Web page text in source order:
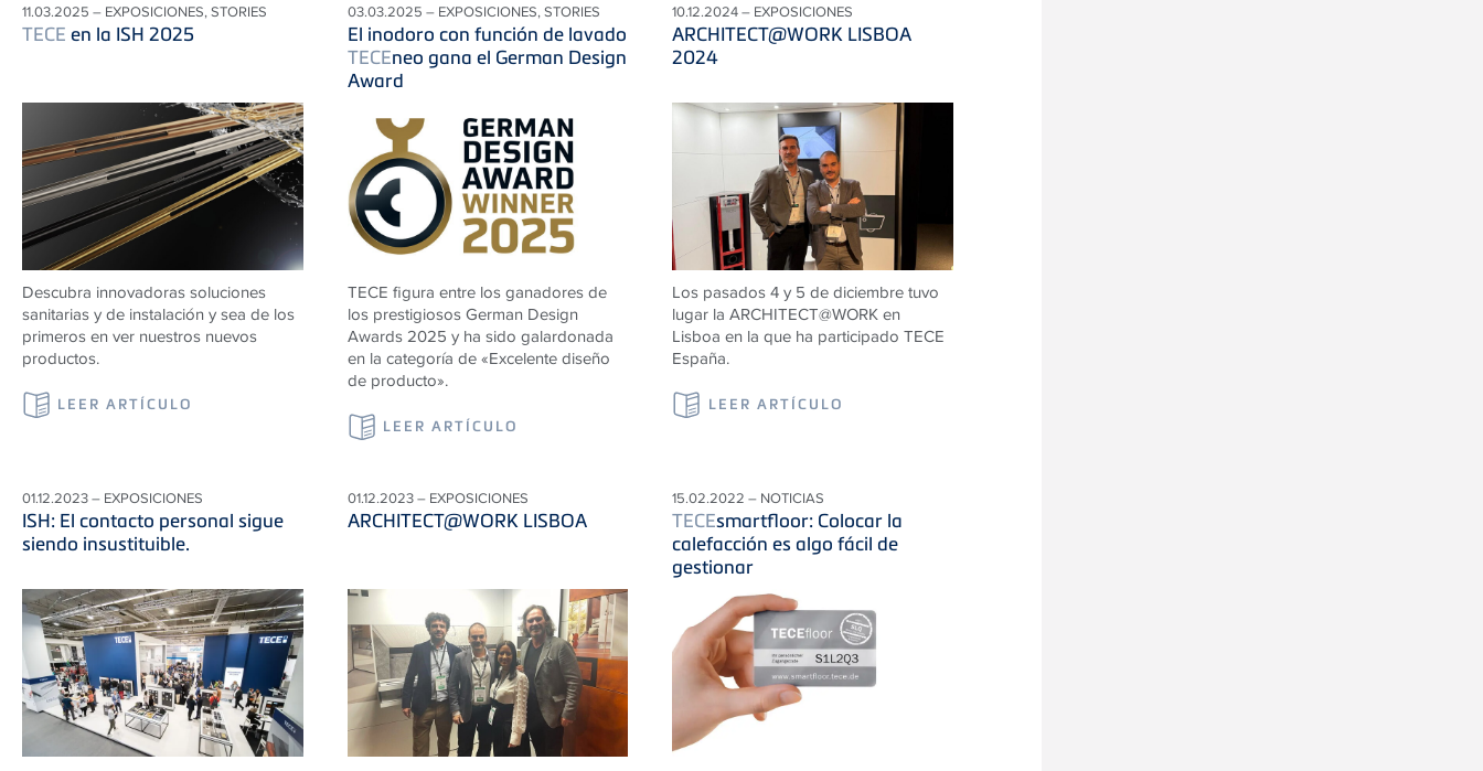
11.03.2025 – EXPOSICIONES, STORIES
TECE en la ISH 2025
Descubra innovadoras soluciones
sanitarias y de instalación y sea de los
primeros en ver nuestros nuevos
productos.
LEER ARTÍCULO
03.03.2025 – EXPOSICIONES, STORIES
El inodoro con función de lavado
TECEneo gana el German Design
Award
TECE figura entre los ganadores de
los prestigiosos German Design
Awards 2025 y ha sido galardonada
en la categoría de «Excelente diseño
de producto».
LEER ARTÍCULO
10.12.2024 – EXPOSICIONES
ARCHITECT@WORK LISBOA
2024
Los pasados 4 y 5 de diciembre tuvo
lugar la ARCHITECT@WORK en
Lisboa en la que ha participado TECE
España.
LEER ARTÍCULO
01.12.2023 – EXPOSICIONES
ISH: El contacto personal sigue
siendo insustituible.
01.12.2023 – EXPOSICIONES
ARCHITECT@WORK LISBOA
15.02.2022 – NOTICIAS
TECEsmartfloor: Colocar la
calefacción es algo fácil de
gestionar